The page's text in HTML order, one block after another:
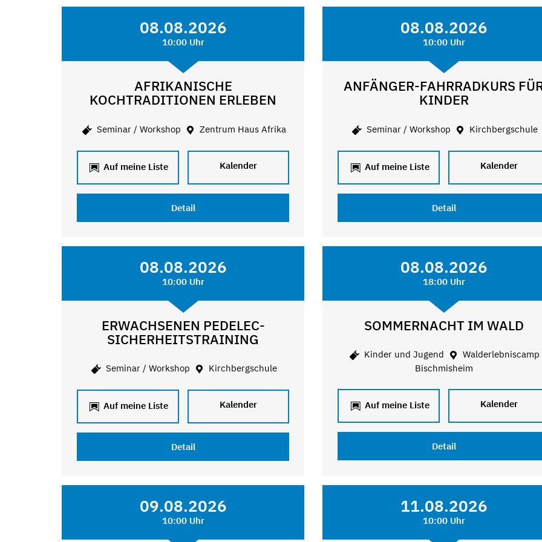
08.08.2026
10:00 Uhr
AFRIKANISCHE
KOCHTRADITIONEN ERLEBEN
Seminar / Workshop Zentrum Haus Afrika
Auf meine Liste Kalender
Detail
08.08.2026
10:00 Uhr
ANFÄNGER-FAHRRADKURS
KINDER
Seminar / Workshop Kirchbergschule
Auf meine Liste Kalender
Detail
08.08.2026
10:00 Uhr
ERWACHSENEN PEDELEC-
SICHERHEITSTRAINING
Seminar / Workshop Kirchbergschule
Auf meine Liste Kalender
Detail
08.08.2026
18:00 Uhr
SOMMERNACHT IM WALD
Kinder und Jugend
Walderlebniscamp
Bischmisheim
Auf meine Liste Kalender
Detail
09.08.2026
10:00 Uhr
11.08.2026
10:00 Uhr